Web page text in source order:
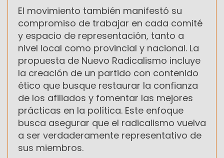
El movimiento también manifestó su
compromiso de trabajar en cada comité
y espacio de representación, tanto a
nivel local como provincial y nacional. La
propuesta de Nuevo Radicalismo incluye
la creación de un partido con contenido
ético que busque restaurar la confianza
de los afiliados y fomentar las mejores
prácticas en la política. Este enfoque
busca asegurar que el radicalismo vuelva
a ser verdaderamente representativo de
sus miembros.